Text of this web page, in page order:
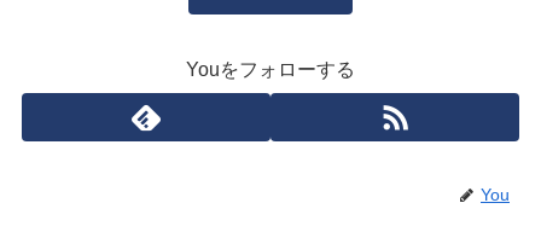
Youをフォローする
You